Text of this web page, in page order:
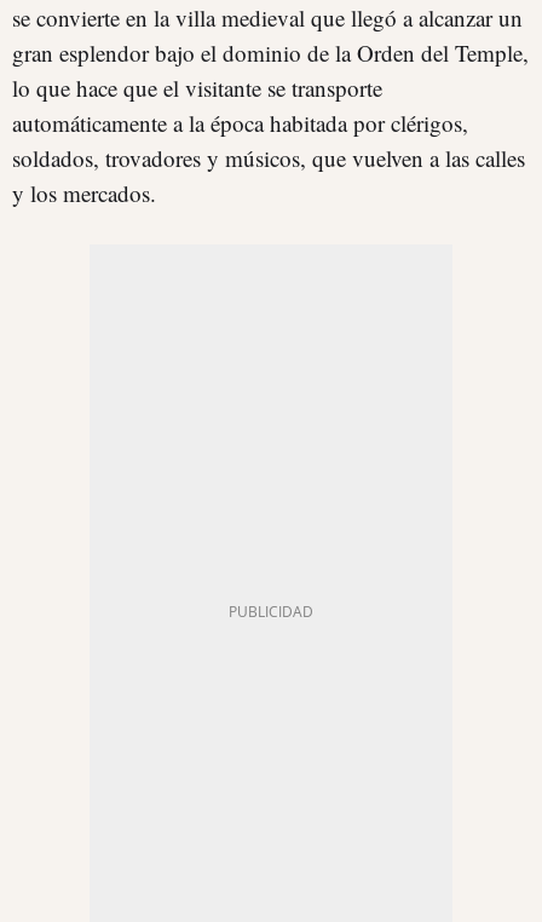
se convierte en la villa medieval que llegó a alcanzar un
gran esplendor bajo el dominio de la Orden del Temple,
lo que hace que el visitante se transporte
automáticamente a la época habitada por clérigos,
soldados, trovadores y músicos, que vuelven a las calles
y los mercados.